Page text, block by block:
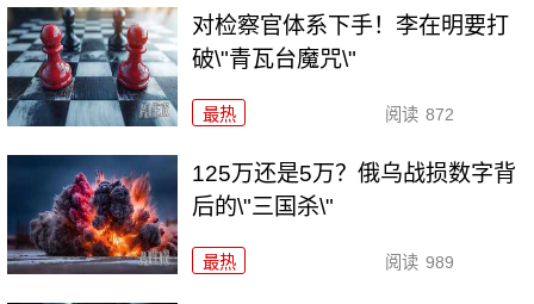
对检察官体系下手！李在明要打
破\"青瓦台魔咒\"
最热 阅读 872
125万还是5万？俄乌战损数字背
后的\"三国杀\"
最热 阅读 989